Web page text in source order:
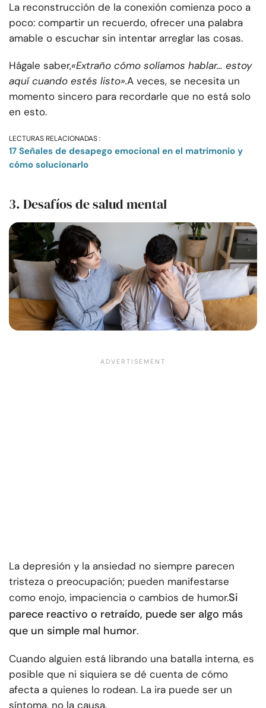
La reconstrucción de la conexión comienza poco a
poco: compartir un recuerdo, ofrecer una palabra
amable o escuchar sin intentar arreglar las cosas.
Hágale saber,«Extraño cómo solíamos hablar… estoy
aquí cuando estés listo».A veces, se necesita un
momento sincero para recordarle que no está solo
en esto.
LECTURAS RELACIONADAS :
17 Señales de desapego emocional en el matrimonio y
cómo solucionarlo
3. Desafíos de salud mental
La depresión y la ansiedad no siempre parecen
tristeza o preocupación; pueden manifestarse
como enojo, impaciencia o cambios de humor.Si
parece reactivo o retraído, puede ser algo más
que un simple mal humor.
Cuando alguien está librando una batalla interna, es
posible que ni siquiera se dé cuenta de cómo
afecta a quienes lo rodean. La ira puede ser un
síntoma, no la causa.